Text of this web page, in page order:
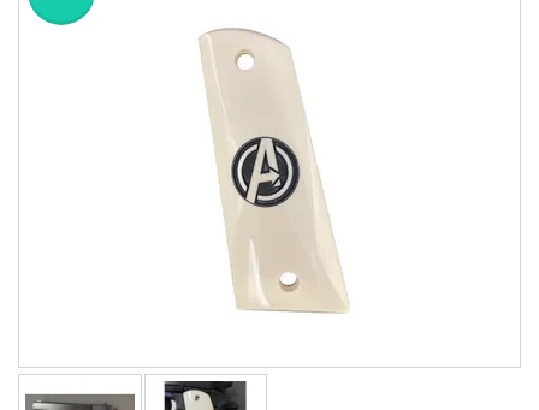
DETEKTORY KOVŮ